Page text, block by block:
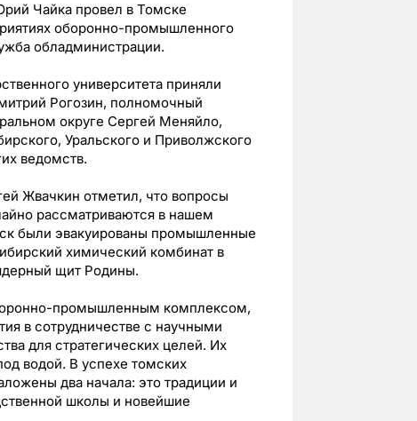
Чайка провел в Томске
оборонно-промышленного
обладминистрации.
университета приняли
Рогозин, полномочный
округе Сергей Меняйло,
Уральского и Приволжского
ведомств.
Жвачкин отметил, что вопросы
рассматриваются в нашем
были эвакуированы промышленные
химический комбинат в
щит Родины.
промышленным комплексом,
в сотрудничестве с научными
для стратегических целей. Их
водой. В успехе томских
два начала: это традиции и
школы и новейшие